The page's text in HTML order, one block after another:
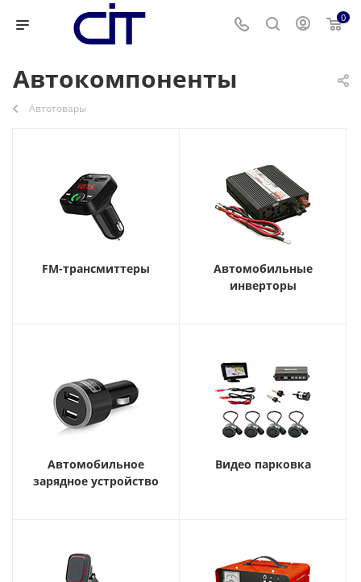
0
Автокомпоненты
Автотовары
FM-трансмиттеры
Автомобильные
инверторы
Автомобильное
зарядное устройство
Видео парковка